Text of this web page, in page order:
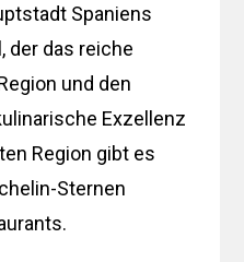
Spaniens
der das reiche
und den
Exzellenz
Region gibt es
Sternen